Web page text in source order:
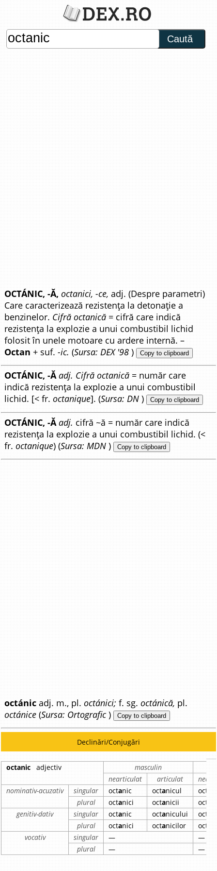
Caută
OCTÁNIC, -Ă, octanici, -ce, adj. (Despre parametri)
Care caracterizează rezistența la detonație a
benzinelor. Cifră octanică = cifră care indică
rezistența la explozie a unui combustibil lichid
folosit în unele motoare cu ardere internă. –
Octan + suf.-ic. (Sursa: DEX '98 ) Copy to clipboard
OCTÁNIC, -Ă adj. Cifră octanică = număr care
indică rezistența la explozie a unui combustibil
lichid. [< fr.octanique]. (Sursa: DN ) Copy to clipboard
OCTÁNIC, -Ă adj. cifră ~ă = număr care indică
rezistența la explozie a unui combustibil lichid. (<
fr.octanique) (Sursa: MDN ) Copy to clipboard
octánic adj. m., pl.octánici; f. sg.octánică, pl.
octánice (Sursa: Ortografic) Copy to clipboard
Declinări/Conjugări
octanic adjectiv
masculin
nearticulat
articulat
nominativ-acuzativ
singular octanic octanicul oct
plural
octanici octanicii oct
genitiv-dativ
singular octanic octanicului oct
plural
octanici octanicilor oct
vocativ
singular —
—
plural
— —